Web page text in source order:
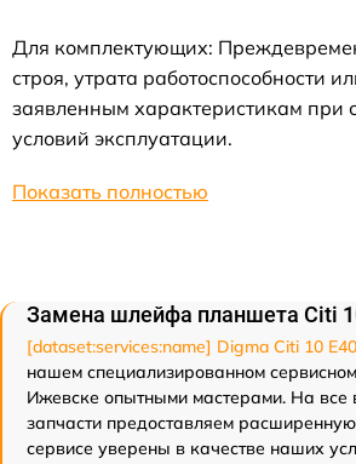
Для комплектующих:
строя, утрата работоспособности
заявленным характеристикам при
условий эксплуатации.
Показать полностью
Замена шлейфа планшета Citi
[dataset:services:name] Digma Citi 10
нашем специализированном
Ижевске опытными мастерами. На все
запчасти предоставляем
сервисе уверены в качестве наших